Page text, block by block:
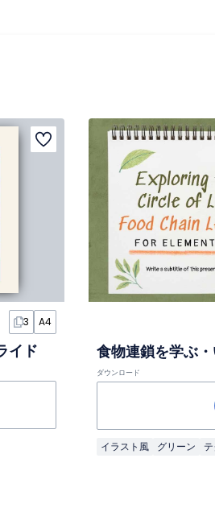
3 A4
イド
ダウンロード
イラスト風 グリーン